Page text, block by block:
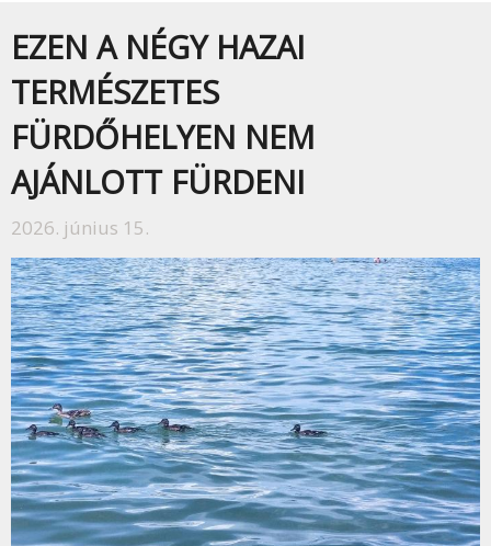
EZEN A NÉGY HAZAI
TERMÉSZETES
FÜRDŐHELYEN NEM
AJÁNLOTT FÜRDENI
2026. június 15.